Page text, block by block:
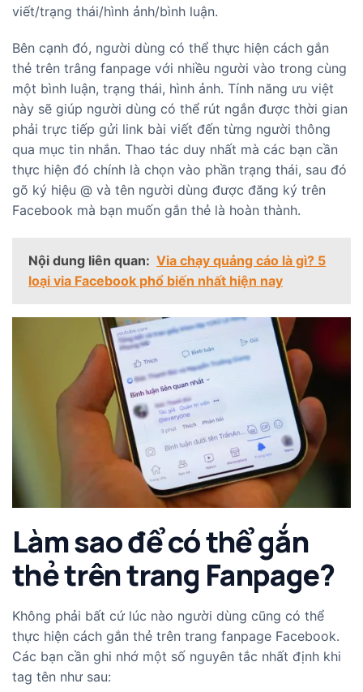
viết/trạng thái/hình ảnh/bình luận.
Bên cạnh đó, người dùng có thể thực hiện cách gắn
thẻ trên trâng fanpage với nhiều người vào trong cùng
một bình luận, trạng thái, hình ảnh. Tính năng ưu việt
này sẽ giúp người dùng có thể rút ngắn được thời gian
phải trực tiếp gửi link bài viết đến từng người thông
qua mục tin nhắn. Thao tác duy nhất mà các bạn cần
thực hiện đó chính là chọn vào phần trạng thái, sau đó
gõ ký hiệu @ và tên người dùng được đăng ký trên
Facebook mà bạn muốn gắn thẻ là hoàn thành.
Nội dung liên quan: Via chạy quảng cáo là gì? 5
loại via Facebook phổ biến nhất hiện nay
Làm sao để có thể gắn
thẻ trên trang Fanpage?
Không phải bất cứ lúc nào người dùng cũng có thể
thực hiện cách gắn thẻ trên trang fanpage Facebook.
Các bạn cần ghi nhớ một số nguyên tắc nhất định khi
tag tên như sau: